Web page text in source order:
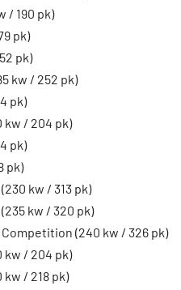
/ 190 pk)
pk)
pk)
kw / 252 pk)
pk)
kw / 204 pk)
pk)
pk)
kw / 313 pk)
kw / 320 pk)
(240 kw / 326 pk)
kw / 204 pk)
kw / 218 pk)